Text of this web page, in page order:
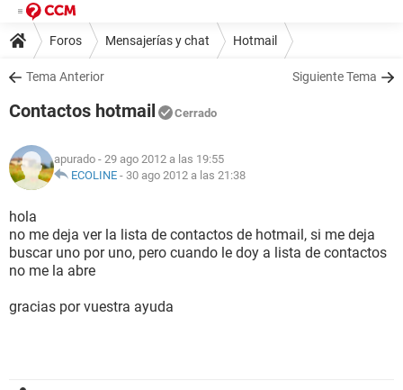
Foros Mensajerías y chat Hotmail
Tema Anterior Siguiente Tema
Contactos hotmail Cerrado
apurado - 29 ago 2012 a las 19:55
ECOLINE - 30 ago 2012 a las 21:38
hola
no me deja ver la lista de contactos de hotmail, si me deja
buscar uno por uno, pero cuando le doy a lista de contactos
no me la abre
gracias por vuestra ayuda